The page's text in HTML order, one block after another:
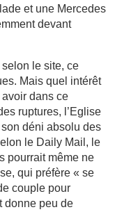
et une Mercedes
devant
le site, ce
Mais quel intérêt
dans ce
ruptures, l’Eglise
déni absolu des
le Daily Mail, le
pourrait même ne
qui préfère « se
couple pour
donne peu de